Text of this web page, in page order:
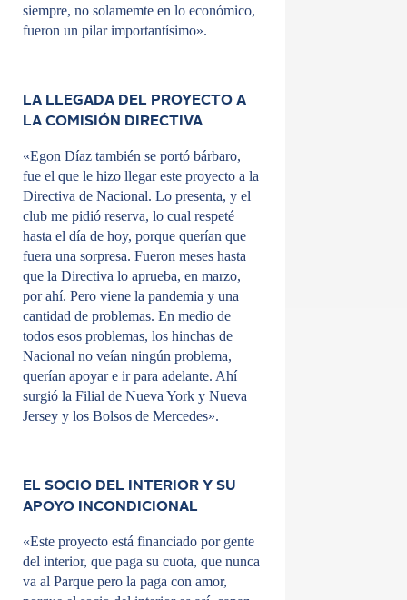
siempre, no solamemte en lo económico,
fueron un pilar importantísimo».
LA LLEGADA DEL PROYECTO A
LA COMISIÓN DIRECTIVA
«Egon Díaz también se portó bárbaro,
fue el que le hizo llegar este proyecto a la
Directiva de Nacional. Lo presenta, y el
club me pidió reserva, lo cual respeté
hasta el día de hoy, porque querían que
fuera una sorpresa. Fueron meses hasta
que la Directiva lo aprueba, en marzo,
por ahí. Pero viene la pandemia y una
cantidad de problemas. En medio de
todos esos problemas, los hinchas de
Nacional no veían ningún problema,
querían apoyar e ir para adelante. Ahí
surgió la Filial de Nueva York y Nueva
Jersey y los Bolsos de Mercedes».
EL SOCIO DEL INTERIOR Y SU
APOYO INCONDICIONAL
«Este proyecto está financiado por gente
del interior, que paga su cuota, que nunca
va al Parque pero la paga con amor,